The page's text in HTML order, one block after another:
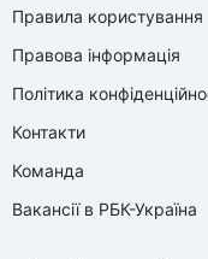
Правила користування
Правова інформація
Політика
Контакти
Команда
Вакансії в РБК-Україна